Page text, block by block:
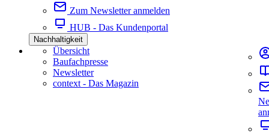
Zum Newsletter anmelden
HUB - Das Kundenportal
Nachhaltigkeit
Übersicht
Baufachpresse
Newsletter
context - Das Magazin